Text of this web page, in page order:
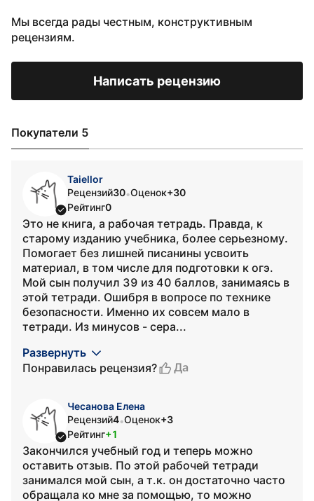
Мы всегда рады честным, конструктивным
рецензиям.
Написать рецензию
Покупатели 5
Taiellor
Рецензий30•Оценок+30
Рейтинг0
Это не книга, а рабочая тетрадь. Правда, к
старому изданию учебника, более серьезному.
Помогает без лишней писанины усвоить
материал, в том числе для подготовки к огэ.
Мой сын получил 39 из 40 баллов, занимаясь в
этой тетради. Ошибря в вопросе по технике
безопасности. Именно их совсем мало в
тетради. Из минусов - сера...
Развернуть
Понравилась рецензия?
Да
Чесанова Елена
Рецензий4•Оценок+3
Рейтинг+1
Закончился учебный год и теперь можно
оставить отзыв. По этой рабочей тетради
занимался мой сын, а т.к. он достаточно часто
обращала ко мне за помощью, то можно